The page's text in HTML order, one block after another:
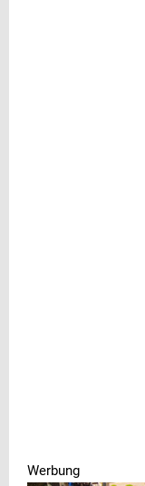
Werbung
Werbung